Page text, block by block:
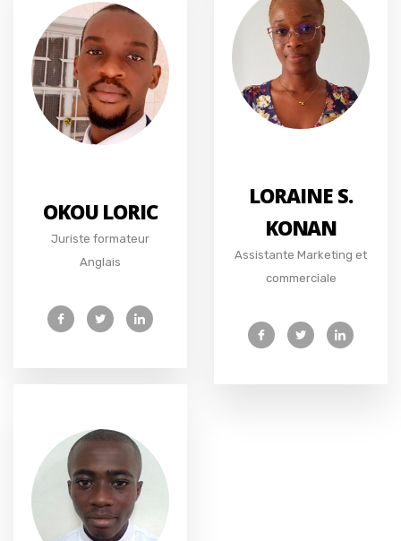
OKOU LORIC
Juriste formateur
Anglais
LORAINE S.
KONAN
Assistante Marketing et
commerciale